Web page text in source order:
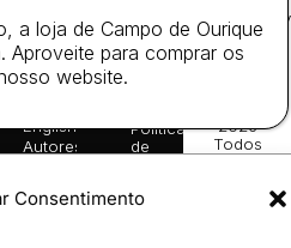
Consentimento
Livros
da
Editora
Books
English
Autores
Ulysses
Condições
Gerais de
Política
de
Livro de
por
Turn
2026
Todos
a loja de Campo de Ourique
Aproveite para comprar os
website.